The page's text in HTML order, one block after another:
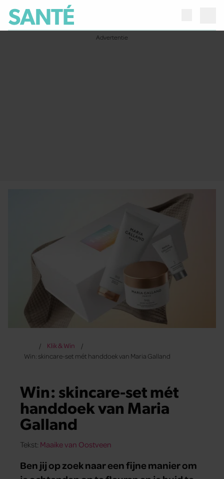
Klik & Win
Win: skincare-set mét handdoek van Maria Galland
Win: skincare-set mét
handdoek van Maria
Galland
Tekst: Maaike van Oostveen
Ben jij op zoek naar een fijne manier om